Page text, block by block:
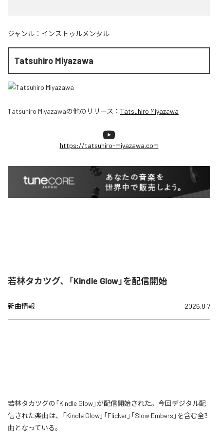
ジャンル： インストゥルメンタル
Tatsuhiro Miyazawa
Tatsuhiro Miyazawaの他のリリース： Tatsuhiro Miyazawa
https://tatsuhiro-miyazawa.com
若林タカツグ、「Kindle Glow」を配信開始
新曲情報 2026.8.7
若林タカツグの「Kindle Glow」が配信開始された。今回デジタル配
信された楽曲は、「Kindle Glow」「Flicker」「Slow Embers」を含む全3
曲となっている。